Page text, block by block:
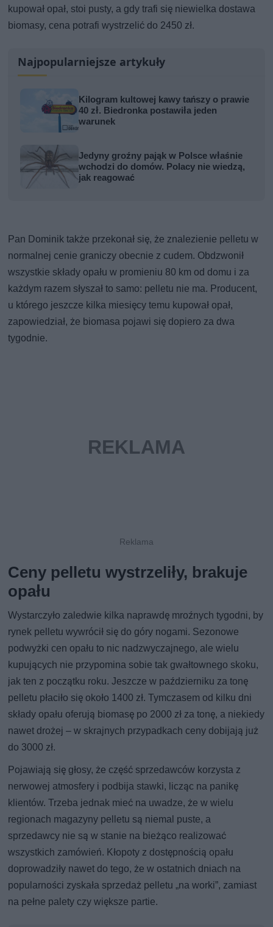
kupował opał, stoi pusty, a gdy trafi się niewielka dostawa
biomasy, cena potrafi wystrzelić do 2450 zł.
Najpopularniejsze artykuły
Kilogram kultowej kawy tańszy o prawie
40 zł. Biedronka postawiła jeden
warunek
Jedyny groźny pająk w Polsce właśnie
wchodzi do domów. Polacy nie wiedzą,
jak reagować
Pan Dominik także przekonał się, że znalezienie pelletu w
normalnej cenie graniczy obecnie z cudem. Obdzwonił
wszystkie składy opału w promieniu 80 km od domu i za
każdym razem słyszał to samo: pelletu nie ma. Producent,
u którego jeszcze kilka miesięcy temu kupował opał,
zapowiedział, że biomasa pojawi się dopiero za dwa
tygodnie.
Ceny pelletu wystrzeliły, brakuje
opału
Wystarczyło zaledwie kilka naprawdę mroźnych tygodni, by
rynek pelletu wywrócił się do góry nogami. Sezonowe
podwyżki cen opału to nic nadzwyczajnego, ale wielu
kupujących nie przypomina sobie tak gwałtownego skoku,
jak ten z początku roku. Jeszcze w październiku za tonę
pelletu płaciło się około 1400 zł. Tymczasem od kilku dni
składy opału oferują biomasę po 2000 zł za tonę, a niekiedy
nawet drożej – w skrajnych przypadkach ceny dobijają już
do 3000 zł.
Pojawiają się głosy, że część sprzedawców korzysta z
nerwowej atmosfery i podbija stawki, licząc na panikę
klientów. Trzeba jednak mieć na uwadze, że w wielu
regionach magazyny pelletu są niemal puste, a
sprzedawcy nie są w stanie na bieżąco realizować
wszystkich zamówień. Kłopoty z dostępnością opału
doprowadziły nawet do tego, że w ostatnich dniach na
popularności zyskała sprzedaż pelletu „na worki”, zamiast
na pełne palety czy większe partie.